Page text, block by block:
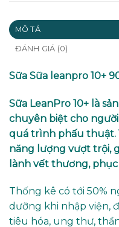
MÔ TẢ
ĐÁNH GIÁ (0)
Sữa Sữa leanpro 10+
Sữa LeanPro 10+ là
chuyên biệt cho
quá trình phấu thuật.
năng lượng vượt trội,
lành vết thương,
Thống kê có tới 50%
dưỡng khi nhập viện,
tiêu hóa, ung thư,